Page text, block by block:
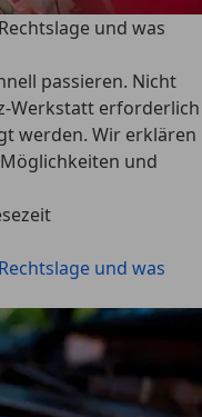
und was
passieren. Nicht
Werkstatt erforderlich
werden. Wir erklären
und
und was